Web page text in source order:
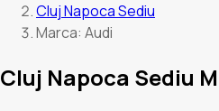
Cluj Napoca Sediu
Marca: Audi
Cluj Napoca Sediu